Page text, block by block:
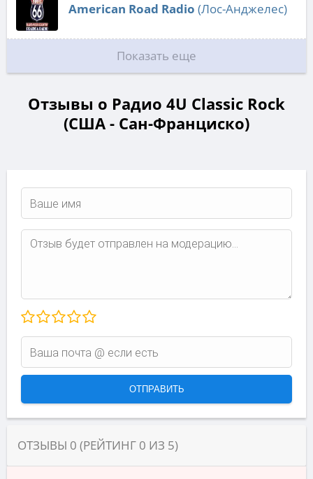
American Road Radio (Лос-Анджелес)
Показать еще
Отзывы о Радио 4U Classic Rock
(США - Сан-Франциско)
ОТЗЫВЫ 0 (РЕЙТИНГ 0 ИЗ 5)